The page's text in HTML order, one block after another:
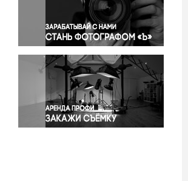
Правосудие
Происшествия и конфликты
Религия
Светская жизнь
Спорт
Экология
Экономика и бизнес